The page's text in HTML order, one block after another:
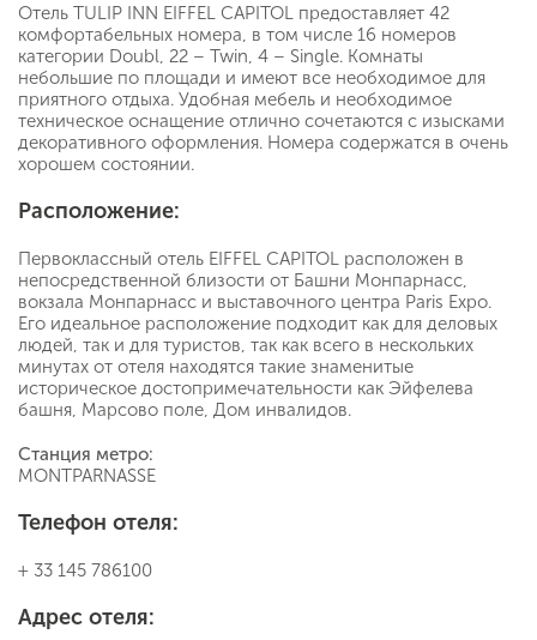
Отель TULIP INN EIFFEL CAPITOL предоставляет 42
комфортабельных номера, в том числе 16 номеров
категории Doubl, 22 – Twin, 4 – Single. Комнаты
небольшие по площади и имеют все необходимое для
приятного отдыха. Удобная мебель и необходимое
техническое оснащение отлично сочетаются с изысками
декоративного оформления. Номера содержатся в очень
хорошем состоянии.
Расположение:
Первоклассный отель EIFFEL CAPITOL расположен в
непосредственной близости от Башни Монпарнасс,
вокзала Монпарнасс и выставочного центра Paris Expo.
Его идеальное расположение подходит как для деловых
людей, так и для туристов, так как всего в нескольких
минутах от отеля находятся такие знаменитые
историческое достопримечательности как Эйфелева
башня, Марсово поле, Дом инвалидов.
Станция метро:
MONTPARNASSE
Телефон отеля:
+ 33 145 786100
Адрес отеля: